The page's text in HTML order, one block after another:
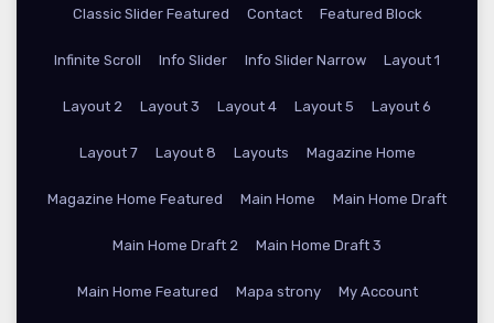
Classic Slider Featured Contact Featured Block
Infinite Scroll Info Slider Info Slider Narrow Layout 1
Layout 2 Layout 3 Layout 4 Layout 5 Layout 6
Layout 7 Layout 8 Layouts Magazine Home
Magazine Home Featured Main Home Main Home Draft
Main Home Draft 2 Main Home Draft 3
Main Home Featured Mapa strony My Account